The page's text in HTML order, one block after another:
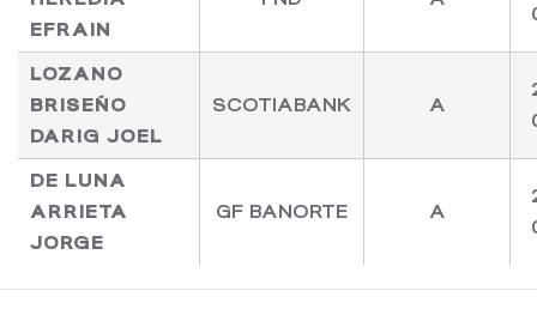
EFRAIN
LOZANO
BRISEÑO
DARIG JOEL
SCOTIABANK A
DE LUNA
ARRIETA
JORGE
GF BANORTE A